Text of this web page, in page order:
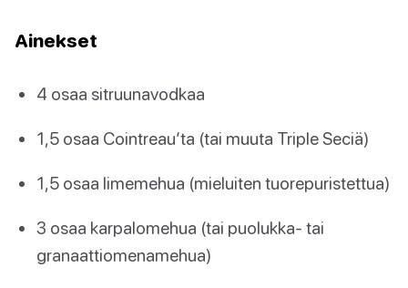
Ainekset
4 osaa sitruunavodkaa
1,5 osaa Cointreau’ta (tai muuta Triple Seciä)
1,5 osaa limemehua (mieluiten tuorepuristettua)
3 osaa karpalomehua (tai puolukka- tai
granaattiomenamehua)